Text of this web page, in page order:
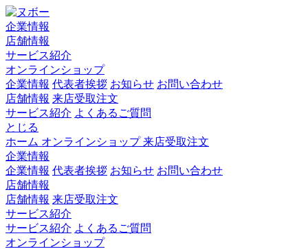
企業情報
店舗情報
サービス紹介
オンラインショップ
企業情報 代表者挨拶 お知らせ お問い合わせ
店舗情報 来店受取注文
サービス紹介 よくあるご質問
とじる
ホーム オンラインショップ来店受取注文
企業情報
企業情報 代表者挨拶 お知らせ お問い合わせ
店舗情報
店舗情報 来店受取注文
サービス紹介
サービス紹介 よくあるご質問
オンラインショップ